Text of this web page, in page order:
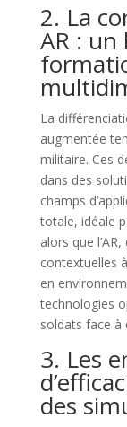
2. La
AR :
La
augmentée
militaire. Ces
dans des
champs
totale, idéale
alors que
contextuelles
en
technologies
soldats face à
3. Les
des